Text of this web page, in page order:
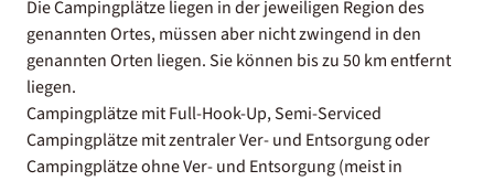
Die Campingplätze liegen in der jeweiligen Region des
genannten Ortes, müssen aber nicht zwingend in den
genannten Orten liegen. Sie können bis zu 50 km entfernt
liegen.
Campingplätze mit Full-Hook-Up, Semi-Serviced
Campingplätze mit zentraler Ver- und Entsorgung oder
Campingplätze ohne Ver- und Entsorgung (meist in